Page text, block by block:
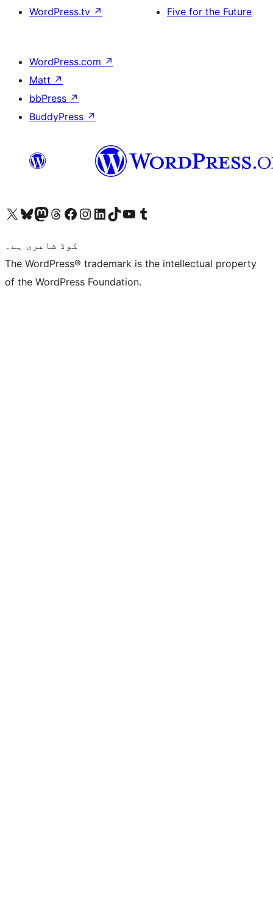
WordPress.tv ↗
Five for the Future
WordPress.com ↗
Matt ↗
bbPress ↗
BuddyPress ↗
Visit our X (formerly Twitter) account
ہمارے بلیواسکائی اکاؤنٹ پر جائیں
Visit our Mastodon account
ہمارے ٹھریڈز اکاؤنٹ پر جائیں
Visit our Facebook page
Visit our Instagram account
Visit our LinkedIn account
ہمارے ٹک ٹاک اکاؤنٹ پر جائیں
Visit our YouTube channel
ہمارے ٹمبلر اکاؤنٹ پر جائیں
کوڈ شاعری ہے۔
The WordPress® trademark is the intellectual property
of the WordPress Foundation.